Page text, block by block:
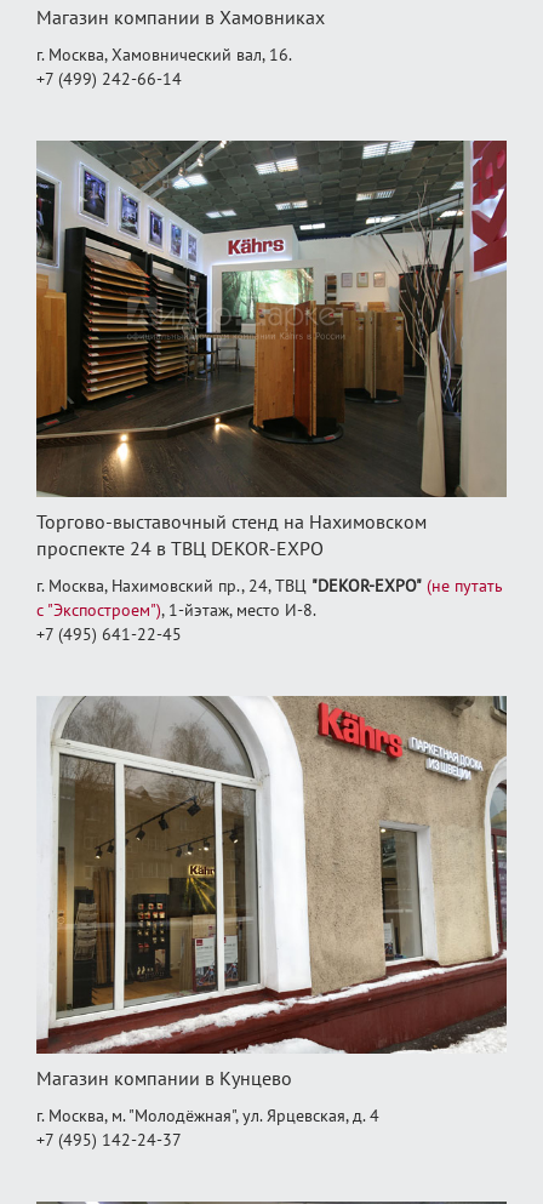
Магазин компании в Хамовниках
г. Москва, Хамовнический вал, 16.
+7 (499) 242-66-14
Торгово-выставочный стенд на Нахимовском
проспекте 24 в ТВЦ DEKOR-EXPO
г. Москва, Нахимовский пр., 24, ТВЦ "DEKOR-EXPO" (не путать
с "Экспостроем"), 1‑йэтаж, место И‑8.
+7 (495) 641-22-45
Магазин компании в Кунцево
г. Москва, м. "Молодёжная", ул. Ярцевская, д. 4
+7 (495) 142-24-37